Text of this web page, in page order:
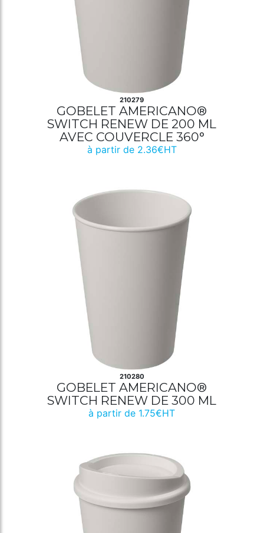
210279
GOBELET AMERICANO®
SWITCH RENEW DE 200 ML
AVEC COUVERCLE 360°
à partir de 2.36€HT
210280
GOBELET AMERICANO®
SWITCH RENEW DE 300 ML
à partir de 1.75€HT